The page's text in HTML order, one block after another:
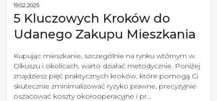
19.02.2025
5 Kluczowych Kroków do
Udanego Zakupu Mieszkania
Kupując mieszkanie, szczególnie na rynku wtórnym w
Olkuszu i okolicach, warto działać metodycznie. Poniżej
znajdziesz pięć praktycznych kroków, które pomogą Ci
skutecznie zminimalizować ryzyko prawne, precyzyjnie
oszacować koszty okołooperacyjne i pr...